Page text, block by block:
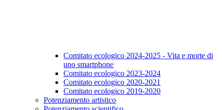
Comitato ecologico 2024-2025 - Vita e morte di
uno smartphone
Comitato ecologico 2023-2024
Comitato ecologico 2020-2021
Comitato ecologico 2019-2020
Potenziamento artistico